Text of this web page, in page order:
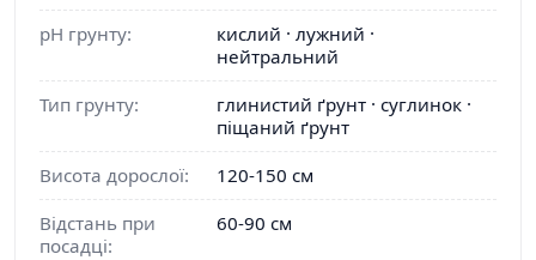
pH грунту:
кислий · лужний ·
нейтральний
Тип грунту:
глинистий ґрунт · суглинок ·
піщаний ґрунт
Висота дорослої:
120-150 см
Відстань при
посадці:
60-90 см